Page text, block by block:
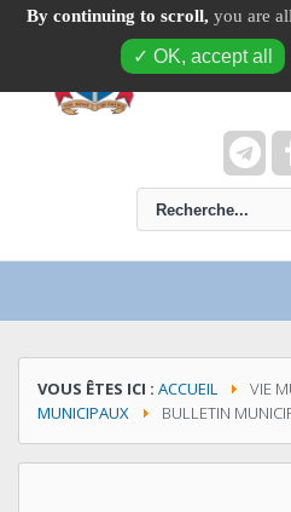
VOUS ÊTES ICI : ACCUEIL VIE
MUNICIPAUX
BULLETIN
By continuing to scroll, you are
✓ OK, accept all